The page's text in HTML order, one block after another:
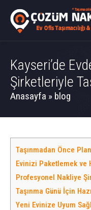
Kayseri’de
Şirketleriyle
Anasayfa » blog
Taşınmadan Önce
Evinizi Paketlemek ve
Profesyonel Nakliye
Taşınma Günü İçin
Yeni Evinize Uyum